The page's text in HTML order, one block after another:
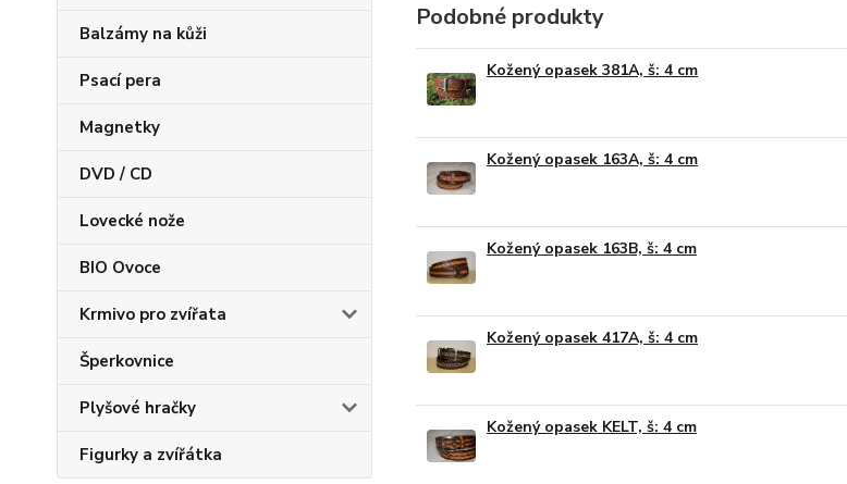
Balzámy na kůži
Psací pera
Magnetky
DVD / CD
Lovecké nože
BIO Ovoce
Krmivo pro zvířata
Šperkovnice
Plyšové hračky
Figurky a zvířátka
Podobné produkty
Kožený opasek 381A, š: 4 cm
Kožený opasek 163A, š: 4 cm
Kožený opasek 163B, š: 4 cm
Kožený opasek 417A, š: 4 cm
Kožený opasek KELT, š: 4 cm